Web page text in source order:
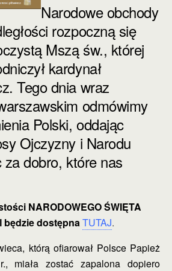
Narodowe obchody
rozpoczną się
Mszą św., której
kardynał
Tego dnia wraz
odmówimy
Polski, oddając
Ojczyzny i Narodu
dobro, które nas
NARODOWEGO ŚWIĘTA
będzie dostępnaTUTAJ.
którą ofiarował Polsce Papież
miała zostać zapalona dopiero